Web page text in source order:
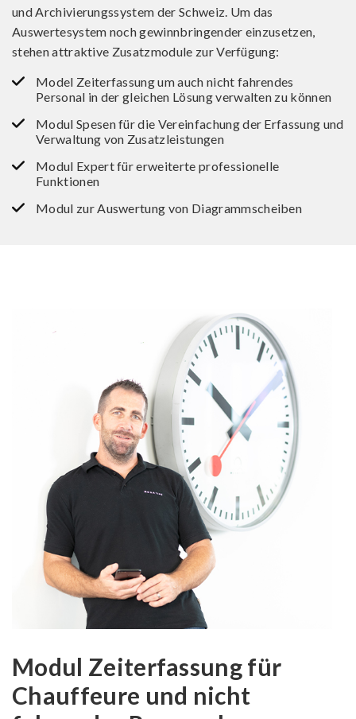
und Archivierungssystem der Schweiz. Um das
Auswertesystem noch gewinnbringender einzusetzen,
stehen attraktive Zusatzmodule zur Verfügung:
Model Zeiterfassung um auch nicht fahrendes
Personal in der gleichen Lösung verwalten zu können
Modul Spesen für die Vereinfachung der Erfassung und
Verwaltung von Zusatzleistungen
Modul Expert für erweiterte professionelle
Funktionen
Modul zur Auswertung von Diagrammscheiben
Modul Zeiterfassung für
Chauffeure und nicht